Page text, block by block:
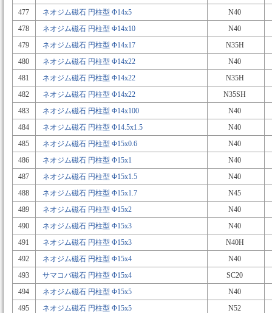
477 ネオジム磁石 円柱型 Φ14x5
N40
478
ネオジム磁石 円柱型 Φ14x10
N40
479
ネオジム磁石 円柱型 Φ14x17
N35H
480
ネオジム磁石 円柱型 Φ14x22
N40
481
ネオジム磁石 円柱型 Φ14x22
N35H
482
ネオジム磁石 円柱型 Φ14x22
N35SH
483
ネオジム磁石 円柱型 Φ14x100
N40
484
ネオジム磁石 円柱型 Φ14.5x1.5
N40
485
ネオジム磁石 円柱型 Φ15x0.6
N40
486
ネオジム磁石 円柱型 Φ15x1
N40
487
ネオジム磁石 円柱型 Φ15x1.5
N40
488
ネオジム磁石 円柱型 Φ15x1.7
N45
489
ネオジム磁石 円柱型 Φ15x2
N40
490
ネオジム磁石 円柱型 Φ15x3
N40
491
ネオジム磁石 円柱型 Φ15x3
N40H
492
ネオジム磁石 円柱型 Φ15x4
N40
493
サマコバ磁石 円柱型 Φ15x4
SC20
494
ネオジム磁石 円柱型 Φ15x5
N40
495
ネオジム磁石 円柱型 Φ15x5
N52